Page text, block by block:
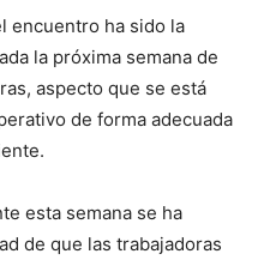
encuentro ha sido la
la próxima semana de
aspecto que se está
de forma adecuada
esta semana se ha
de que las trabajadoras